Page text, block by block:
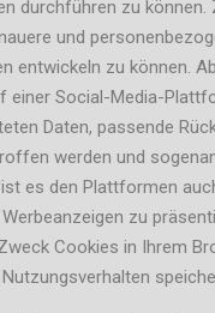
durchführen zu können.
und
entwickeln zu können.
einer Social-Media-
Daten, passende
werden und
es den Plattformen
zu
Cookies in Ihrem